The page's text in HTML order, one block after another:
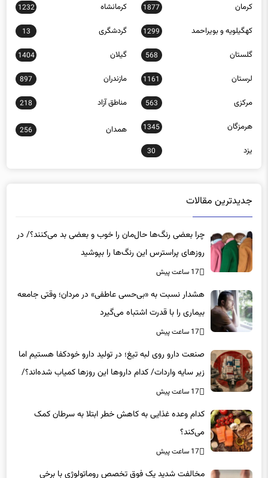
کرمان 1877 کرمانشاه 1232
کهگیلویه و بویراحمد 1299 گردشگری 13
گلستان 568 گیلان 1404
لرستان 1161 مازندران 897
مرکزی 563 مناطق آزاد 218
هرمزگان 1345 همدان 256
یزد 30
جدیدترین مقالات
چرا بعضی رنگ‌ها حال‌مان را خوب و بعضی بد می‌کنند؟/ در
روزهای پراسترس این رنگ‌ها را بپوشید
17 ساعت پیش
هشدار نسبت به «بی‌حسی عاطفی» در مردان؛ وقتی جامعه
بیماری را با قدرت اشتباه می‌گیرد
17 ساعت پیش
صنعت دارو روی لبه تیغ؛ در تولید دارو خودکفا هستیم اما
زیر سایه واردات/ کدام داروها این روزها کمیاب شده‌اند؟/
«کشور سه ماه ذخیره دارویی دارد»
17 ساعت پیش
کدام وعده غذایی به کاهش خطر ابتلا به سرطان کمک
می‌کند؟
17 ساعت پیش
مخالفت شدید یک فوق تخصص روماتولوژی با برخی